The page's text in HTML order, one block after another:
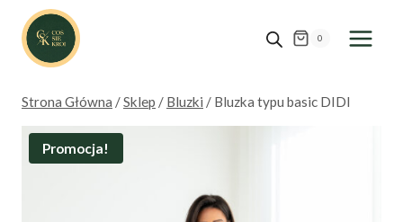
Przejdź
treści
0
Strona Główna /Sklep / Bluzki / Bluzka typu basic DIDI
Promocja!